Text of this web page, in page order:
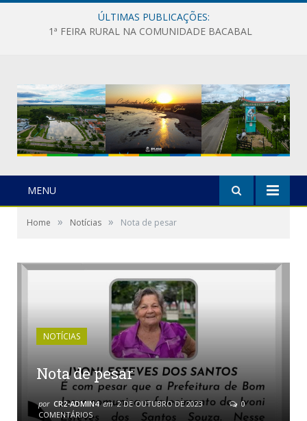
ÚLTIMAS PUBLICAÇÕES:
1ª FEIRA RURAL NA COMUNIDADE BACABAL
MENU
Home » Notícias » Nota de pesar
NOTÍCIAS
Nota de pesar
por CR2-ADMIN4 em 2 DE OUTUBRO DE 2023
0
COMENTÁRIOS